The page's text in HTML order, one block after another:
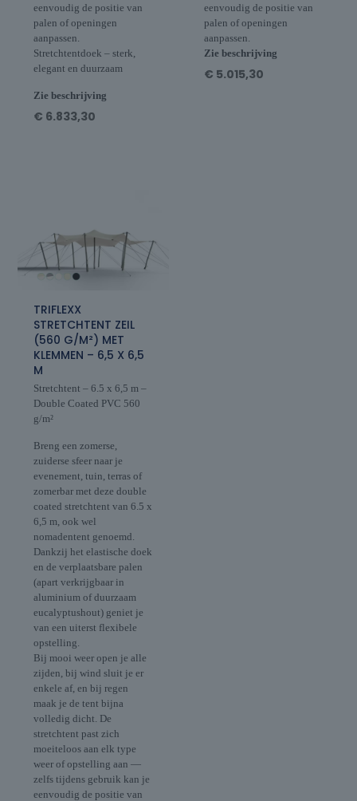
eenvoudig de positie van
palen of openingen
aanpassen.
Stretchtentdoek – sterk,
elegant en duurzaam
Zie beschrijving
€ 6.833,30
eenvoudig de positie van
palen of openingen
aanpassen.
Zie beschrijving
€ 5.015,30
TRIFLEXX
STRETCHTENT ZEIL
(560 G/M²) MET
KLEMMEN – 6,5 X 6,5
M
Stretchtent – 6.5 x 6,5 m –
Double Coated PVC 560
g/m²
Breng een zomerse,
zuiderse sfeer naar je
evenement, tuin, terras of
zomerbar met deze double
coated stretchtent van 6.5 x
6,5 m, ook wel
nomadentent genoemd.
Dankzij het elastische doek
en de verplaatsbare palen
(apart verkrijgbaar in
aluminium of duurzaam
eucalyptushout) geniet je
van een uiterst flexibele
opstelling.
Bij mooi weer open je alle
zijden, bij wind sluit je er
enkele af, en bij regen
maak je de tent bijna
volledig dicht. De
stretchtent past zich
moeiteloos aan elk type
weer of opstelling aan —
zelfs tijdens gebruik kan je
eenvoudig de positie van